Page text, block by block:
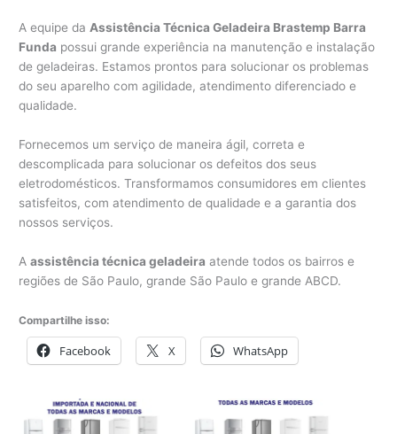
A equipe da Assistência Técnica Geladeira Brastemp Barra
Funda possui grande experiência na manutenção e instalação
de geladeiras. Estamos prontos para solucionar os problemas
do seu aparelho com agilidade, atendimento diferenciado e
qualidade.
Fornecemos um serviço de maneira ágil, correta e
descomplicada para solucionar os defeitos dos seus
eletrodomésticos. Transformamos consumidores em clientes
satisfeitos, com atendimento de qualidade e a garantia dos
nossos serviços.
Aassistência técnica geladeira atende todos os bairros e
regiões de São Paulo, grande São Paulo e grande ABCD.
Compartilhe isso:
Facebook X WhatsApp